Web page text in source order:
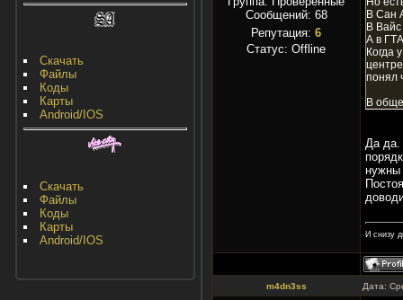
Скачать
Файлы
Коды
Карты
Android/IOS
Скачать
Файлы
Коды
Карты
Android/IOS
Сообщений: 68
Репутация: 6
Статус: Offline
В Сан
В
А в
Когда
понял
В
Да да.
нужны
И снизу
m4dn3ss Дата: